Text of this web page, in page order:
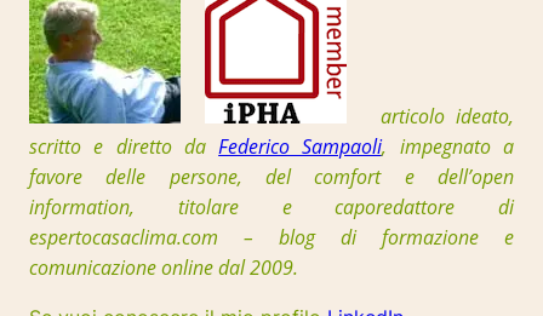
articolo ideato,
scritto e diretto daFederico Sampaoli, impegnato a
favore delle persone, del comfort e dell’open
information, titolare e caporedattore di
espertocasaclima.com – blog di formazione e
comunicazione online dal 2009.